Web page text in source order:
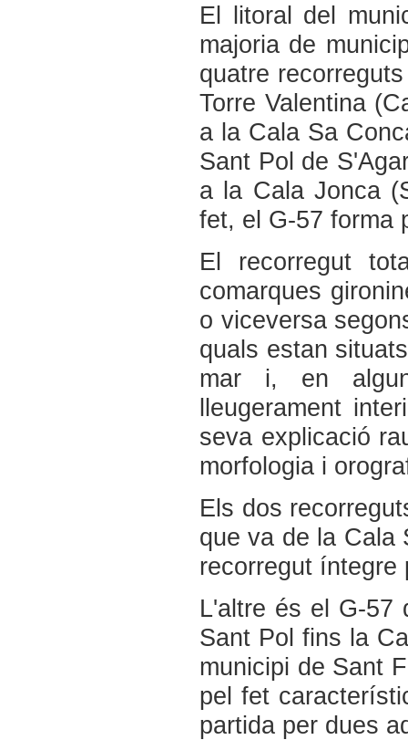
El litoral del
majoria de
quatre
Torre Valentina
a la Cala Sa
Sant Pol de
a la Cala Jonca
fet, el G-57 forma
El recorregut
comarques
o viceversa
quals estan
mar i, en
lleugerament
seva explicació
morfologia i
Els dos
que va de la Cala
recorregut íntegre
L'altre és el G-57
Sant Pol fins la
municipi de Sant
pel fet
partida per dues